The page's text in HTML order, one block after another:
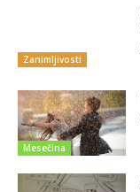
Zanimljivosti
Mesečina